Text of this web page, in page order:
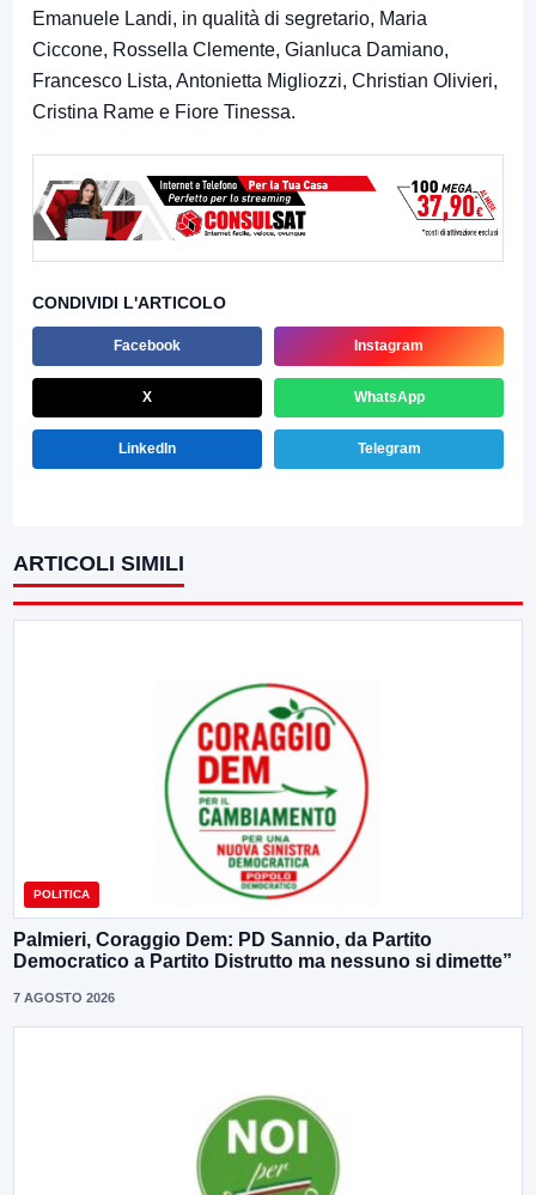
Emanuele Landi, in qualità di segretario, Maria
Ciccone, Rossella Clemente, Gianluca Damiano,
Francesco Lista, Antonietta Migliozzi, Christian Olivieri,
Cristina Rame e Fiore Tinessa.
CONDIVIDI L'ARTICOLO
Facebook Instagram
X WhatsApp
LinkedIn Telegram
ARTICOLI SIMILI
POLITICA
Palmieri, Coraggio Dem: PD Sannio, da Partito
Democratico a Partito Distrutto ma nessuno si dimette”
7 AGOSTO 2026